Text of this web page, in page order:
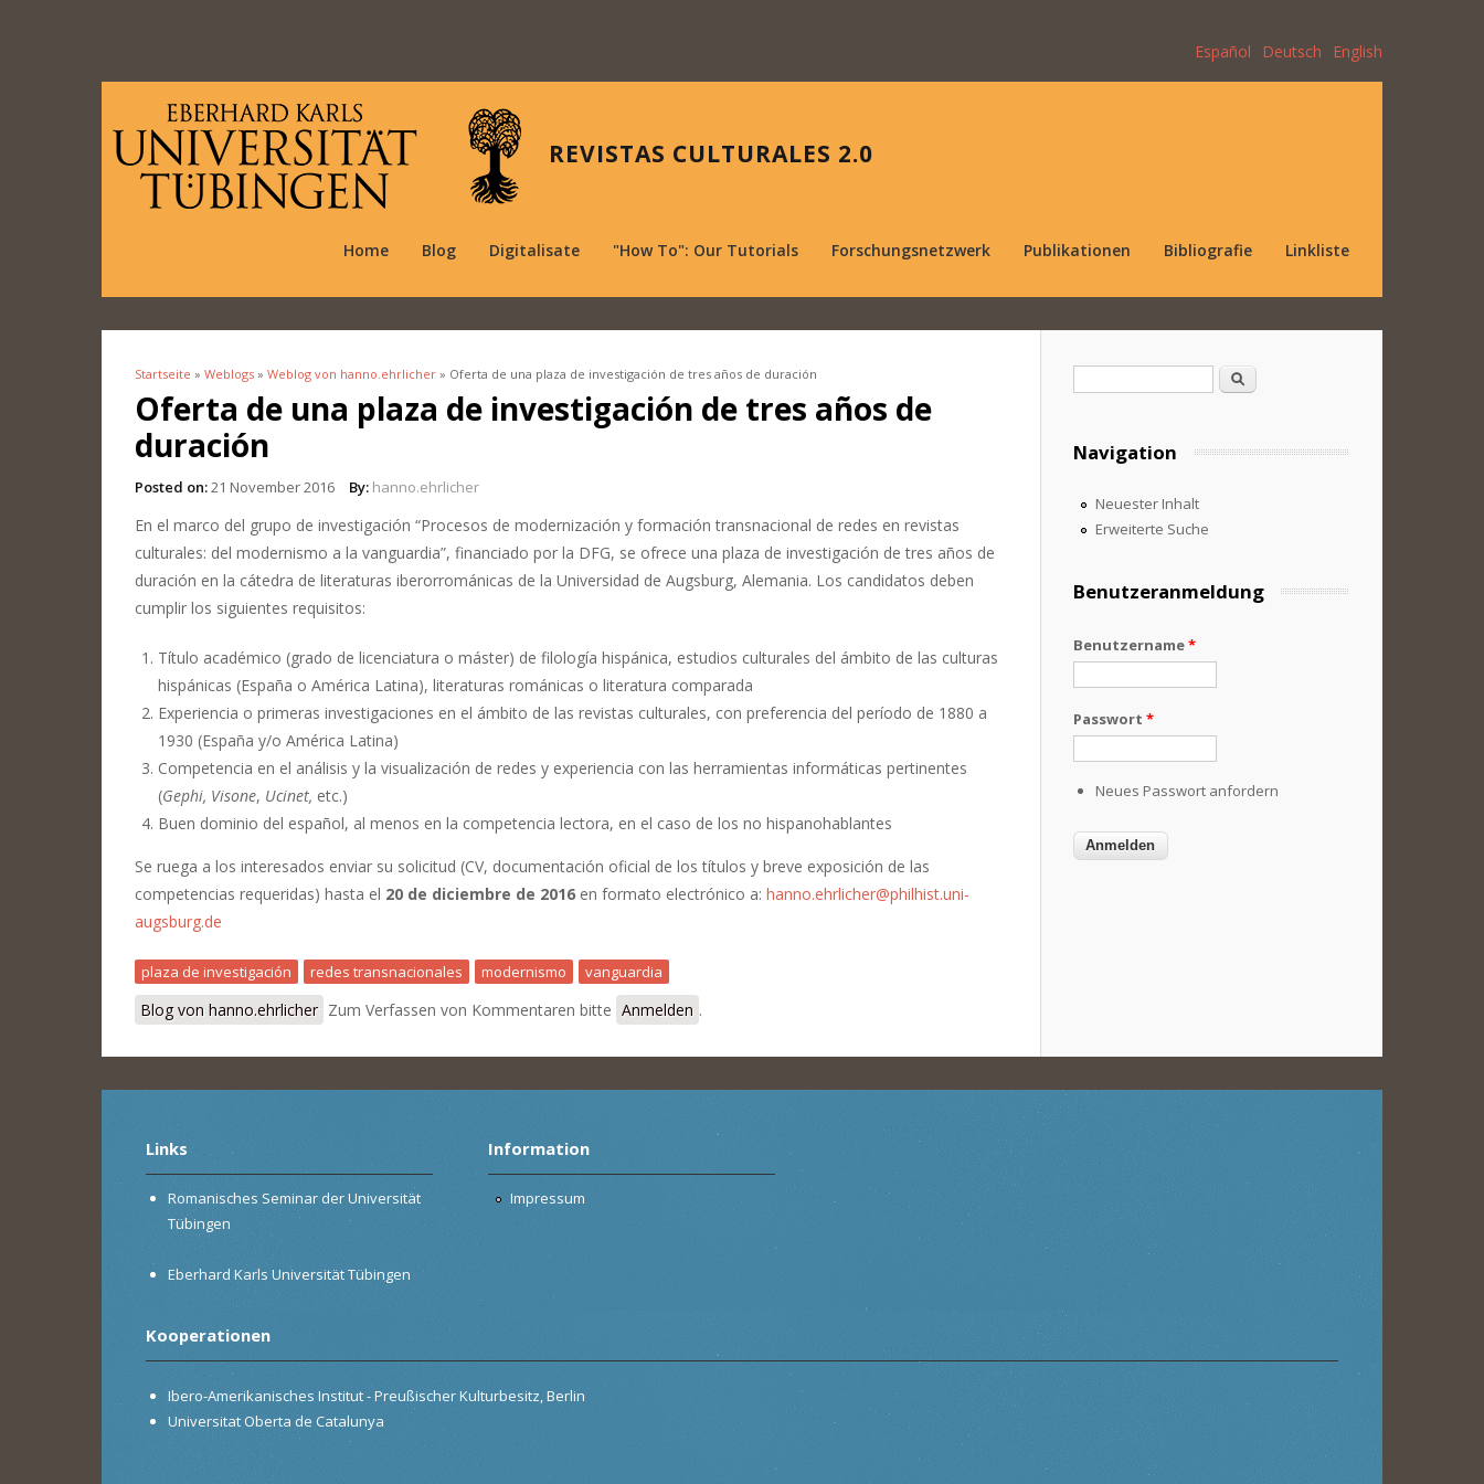
Español Deutsch English
REVISTAS CULTURALES 2.0
Home Blog Digitalisate "How To": Our Tutorials Forschungsnetzwerk Publikationen Bibliografie Linkliste
Sie sind hier
Startseite » Weblogs » Weblog von hanno.ehrlicher » Oferta de una plaza de investigación de tres años de duración
Oferta de una plaza de investigación de tres años de
duración
Posted on:21 November 2016 By: hanno.ehrlicher
En el marco del grupo de investigación “Procesos de modernización y formación transnacional de redes en revistas
culturales: del modernismo a la vanguardia”, financiado por la DFG, se ofrece una plaza de investigación de tres años de
duración en la cátedra de literaturas iberorrománicas de la Universidad de Augsburg, Alemania. Los candidatos deben
cumplir los siguientes requisitos:
Título académico (grado de licenciatura o máster) de filología hispánica, estudios culturales del ámbito de las culturas
hispánicas (España o América Latina), literaturas románicas o literatura comparada
Experiencia o primeras investigaciones en el ámbito de las revistas culturales, con preferencia del período de 1880 a
1930 (España y/o América Latina)
Competencia en el análisis y la visualización de redes y experiencia con las herramientas informáticas pertinentes
(Gephi, Visone, Ucinet, etc.)
Buen dominio del español, al menos en la competencia lectora, en el caso de los no hispanohablantes
Se ruega a los interesados enviar su solicitud (CV, documentación oficial de los títulos y breve exposición de las
competencias requeridas) hasta el 20 de diciembre de 2016 en formato electrónico a: hanno.ehrlicher@philhist.uni-
augsburg.de
plaza de investigación redes transnacionales modernismo vanguardia
Blog von hanno.ehrlicher Zum Verfassen von Kommentaren bitte Anmelden .
Suche
Navigation
Neuester Inhalt
Erweiterte Suche
Benutzeranmeldung
Benutzername*
Passwort *
Neues Passwort anfordern
Links
Romanisches Seminar der Universität
Tübingen
Eberhard Karls Universität Tübingen
Information
Impressum
Kooperationen
Ibero-Amerikanisches Institut - Preußischer Kulturbesitz, Berlin
Universitat Oberta de Catalunya